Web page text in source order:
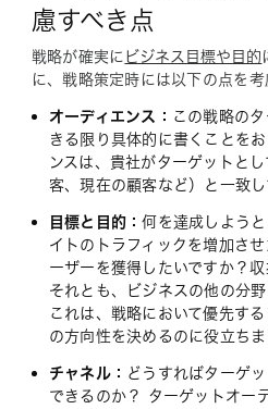
慮すべき点
戦略が確実に ビジネス目標や目的
に、戦略策定時には以下の点を考
オーディエンス： この戦略の
きる限り具体的に書くことを
ンスは、貴社がターゲットと
客、現在の顧客など）と一致し
目標と目的：何を達成しよう
イトのトラフィックを増加さ
ーザーを獲得したいですか？
それとも、ビジネスの他の分
これは、戦略において優先す
の方向性を決めるのに役立ちま
チャネル： どうすればターゲ
できるのか？ ターゲットオー